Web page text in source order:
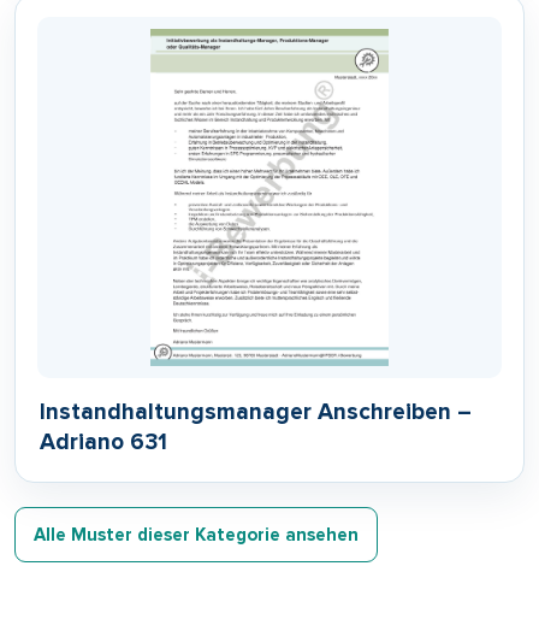
Instandhaltungsmanager Anschreiben –
Adriano 631
Alle Muster dieser Kategorie ansehen